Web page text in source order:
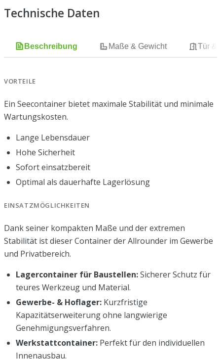
Technische Daten
Beschreibung Maße & Gewicht Tür &
VORTEILE
Ein Seecontainer bietet maximale Stabilität und minimale
Wartungskosten.
Lange Lebensdauer
Hohe Sicherheit
Sofort einsatzbereit
Optimal als dauerhafte Lagerlösung
EINSATZMÖGLICHKEITEN
Dank seiner kompakten Maße und der extremen
Stabilität ist dieser Container der Allrounder im Gewerbe
und Privatbereich.
Lagercontainer für Baustellen:Sicherer Schutz für
teures Werkzeug und Material.
Gewerbe- & Hoflager: Kurzfristige
Kapazitätserweiterung ohne langwierige
Genehmigungsverfahren.
Werkstattcontainer: Perfekt für den individuellen
Innenausbau.